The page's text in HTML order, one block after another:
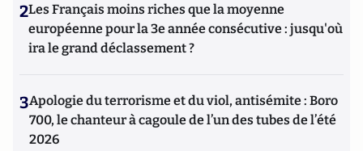
2Les Français moins riches que la moyenne
européenne pour la 3e année consécutive : jusqu'où
ira le grand déclassement ?
3Apologie du terrorisme et du viol, antisémite : Boro
700, le chanteur à cagoule de l’un des tubes de l’été
2026